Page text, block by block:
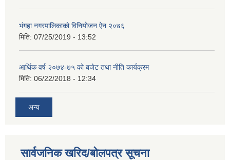
भंगहा नगरपालिकाको विनियोजन ऐन २०७६
मिति: 07/25/2019 - 13:52
आर्थिक वर्ष २०७४-७५ को बजेट तथा नीति कार्यक्रम
मिति: 06/22/2018 - 12:34
अन्य
सार्वजनिक खरिद/बोलपत्र सूचना